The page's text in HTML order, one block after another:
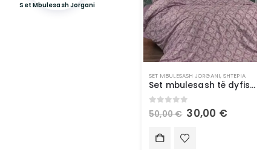
Set Mbulesash Jorgani
SET MBULESASH JORGANI, SHTEPIA
Set mbulesash të dyfishta jorgani pambuku të frymëmarrshme dhe rezistente ndaj zbehjes – Rozë
out of 5
50,00€ 30,00 €